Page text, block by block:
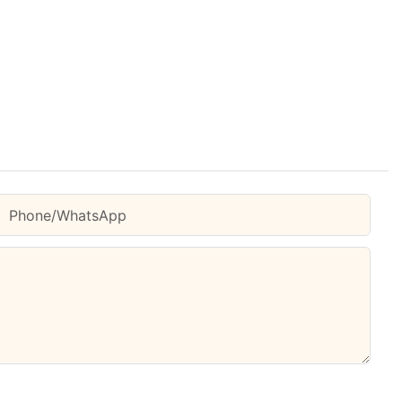
Phone/whatsApp